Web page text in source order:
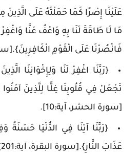
عَلَيْنَا إِصْرًا كَمَا حَمَلْتَهُ عَلَى الَّذِينَ
مَا لَا طَاقَةَ لَنَا بِهِ وَاعْفُ عَنَّا وَاغْفِرْ
فَانْصُرْنَا عَلَى الْقَوْمِ الْكَافِرِينَ}.[سورة
{رَبَّنَا اغْفِرْ لَنَا وَلِإِخْوَانِنَا
تَجْعَلْ فِي قُلُوبِنَا غِلًّا لِلَّذِينَ
[سورة الحشر، آية:10].
{رَبَّنَا آتِنَا فِي الدُّنْيَا حَسَنَةً
عَذَابَ النَّارِ}.[سورة البقرة، آية:201].